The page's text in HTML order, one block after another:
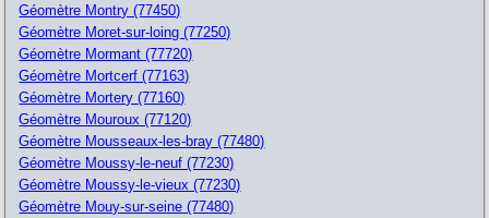
Géomètre Montry (77450)
Géomètre Moret-sur-loing (77250)
Géomètre Mormant (77720)
Géomètre Mortcerf (77163)
Géomètre Mortery (77160)
Géomètre Mouroux (77120)
Géomètre Mousseaux-les-bray (77480)
Géomètre Moussy-le-neuf (77230)
Géomètre Moussy-le-vieux (77230)
Géomètre Mouy-sur-seine (77480)